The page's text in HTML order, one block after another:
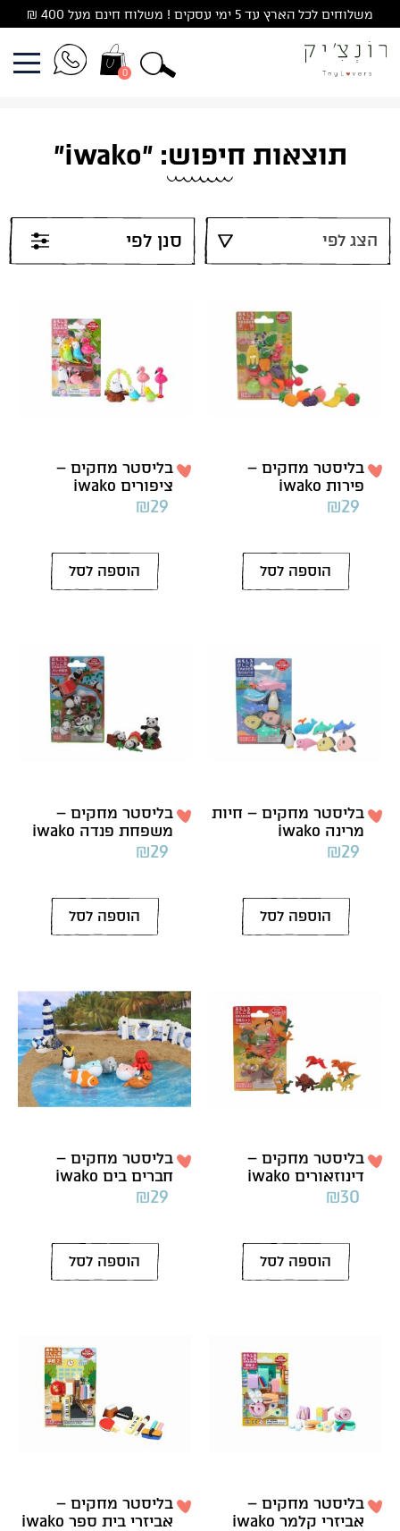
to
content
משלוחים לכל הארץ עד 5 ימי עסקים ! משלוח חינם מעל 400 ₪
0
תוצאות חיפוש: "iwako"
סנן לפי
בליסטר מחקים –
פירות iwako
₪29
הוספה לסל
בליסטר מחקים –
ציפורים iwako
₪29
הוספה לסל
בליסטר מחקים – חיות
מרינה iwako
₪29
הוספה לסל
בליסטר מחקים –
משפחת פנדה iwako
₪29
הוספה לסל
בליסטר מחקים –
דינוזאורים iwako
₪30
הוספה לסל
בליסטר מחקים –
חברים בים iwako
₪29
הוספה לסל
בליסטר מחקים –
אביזרי קלמר iwako
בליסטר מחקים –
אביזרי בית ספר iwako